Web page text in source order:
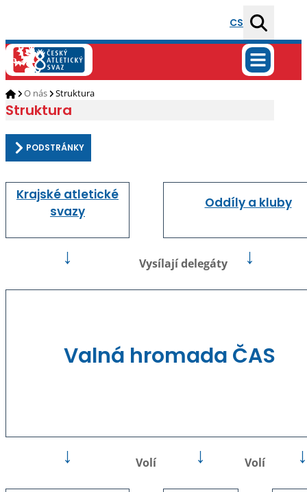
CS
O nás Struktura
Struktura
PODSTRÁNKY
Krajské atletické
svazy
Oddíly a kluby
↓ Vysílají delegáty ↓
Valná hromada ČAS
↓ Volí ↓ Volí ↓